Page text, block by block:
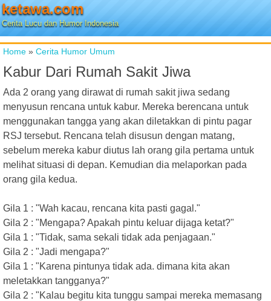
ketawa.com
Cerita Lucu dan Humor Indonesia
Home » Cerita Humor Umum
Kabur Dari Rumah Sakit Jiwa
Ada 2 orang yang dirawat di rumah sakit jiwa sedang
menyusun rencana untuk kabur. Mereka berencana untuk
menggunakan tangga yang akan diletakkan di pintu pagar
RSJ tersebut. Rencana telah disusun dengan matang,
sebelum mereka kabur diutus lah orang gila pertama untuk
melihat situasi di depan. Kemudian dia melaporkan pada
orang gila kedua.
Gila 1 : "Wah kacau, rencana kita pasti gagal."
Gila 2 : "Mengapa? Apakah pintu keluar dijaga ketat?"
Gila 1 : "Tidak, sama sekali tidak ada penjagaan."
Gila 2 : "Jadi mengapa?"
Gila 1 : "Karena pintunya tidak ada. dimana kita akan
meletakkan tangganya?"
Gila 2 : "Kalau begitu kita tunggu sampai mereka memasang